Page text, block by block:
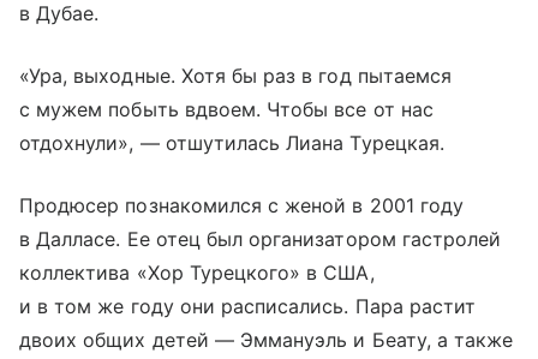
в Дубае.
«Ура, выходные. Хотя бы раз в год пытаемся
с мужем побыть вдвоем. Чтобы все от нас
отдохнули», — отшутилась Лиана Турецкая.
Продюсер познакомился с женой в 2001 году
в Далласе. Ее отец был организатором гастролей
коллектива «Хор Турецкого» в США,
и в том же году они расписались. Пара растит
двоих общих детей — Эммануэль и Беату, а также